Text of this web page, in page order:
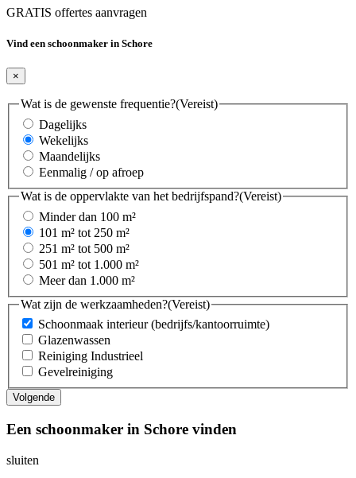
GRATIS offertes aanvragen
Vind een schoonmaker in Schore
×
Wat is de gewenste frequentie?(Vereist)
Dagelijks
Wekelijks
Maandelijks
Eenmalig / op afroep
Wat is de oppervlakte van het bedrijfspand?(Vereist)
Minder dan 100 m²
101 m² tot 250 m²
251 m² tot 500 m²
501 m² tot 1.000 m²
Meer dan 1.000 m²
Wat zijn de werkzaamheden?(Vereist)
Schoonmaak interieur (bedrijfs/kantoorruimte)
Glazenwassen
Reiniging Industrieel
Gevelreiniging
Een schoonmaker in Schore vinden
sluiten